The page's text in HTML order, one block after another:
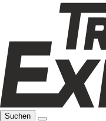
Suchen